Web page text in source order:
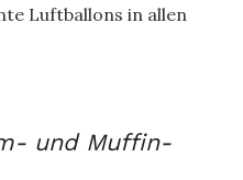
Luftballons in allen
und Muffin-